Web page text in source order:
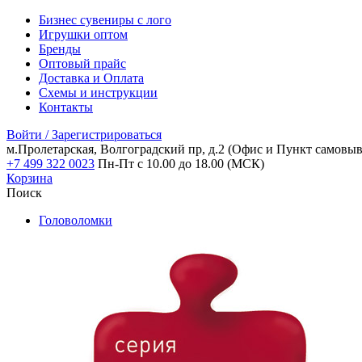
Бизнес сувениры с лого
Игрушки оптом
Бренды
Оптовый прайс
Доставка и Оплата
Схемы и инструкции
Контакты
Войти / Зарегистрироваться
м.Пролетарская, Волгоградский пр, д.2 (Офис и Пункт
+7 499 322 0023 Пн-Пт с 10.00 до 18.00 (МСК)
Корзина
Поиск
Головоломки